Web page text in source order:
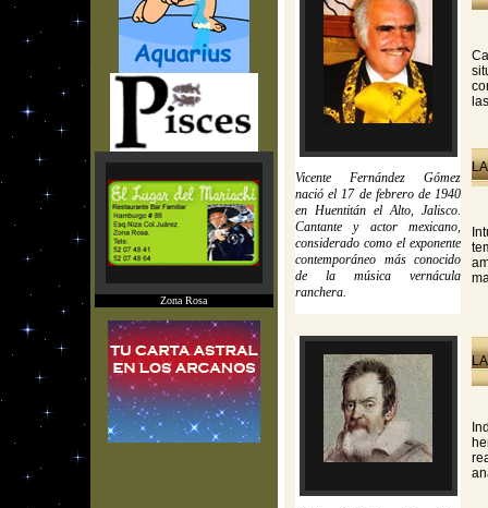
Zona Rosa
Vicente Fernández Gómez
nació el 17 de febrero de 1940
en Huentitán el Alto, Jalisco.
Cantante y actor mexicano,
considerado como el exponente
contemporáneo más conocido
de la música vernácula
ranchera.